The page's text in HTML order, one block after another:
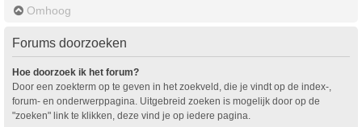
Omhoog
Forums doorzoeken
Hoe doorzoek ik het forum?
Door een zoekterm op te geven in het zoekveld, die je vindt op de index-,
forum- en onderwerppagina. Uitgebreid zoeken is mogelijk door op de
"zoeken" link te klikken, deze vind je op iedere pagina.